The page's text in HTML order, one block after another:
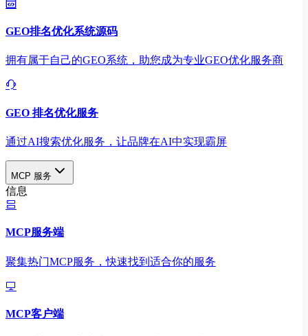
GEO排名优化系统源码
拥有属于自己的GEO系统，助您成为专业GEO优化服务商
GEO 排名优化服务
通过AI搜索优化服务，让品牌在AI中实现霸屏
MCP 服务
信息
MCP服务端
聚集热门MCP服务，快速找到适合你的服务
MCP客户端